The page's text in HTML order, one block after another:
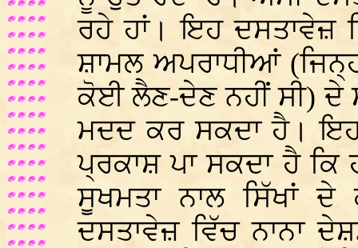
ਰਹੇ ਹਾਂ। ਇਹ ਦਸਤਾਵੇਜ਼
ਸ਼ਾਮਲ ਅਪਰਾਧੀਆਂ
ਕੋਈ ਲੈਣ-ਦੇਣ ਨਹੀਂ ਸੀ) ਦੇ
ਮਦਦ ਕਰ ਸਕਦਾ ਹੈ।
ਪ੍ਰਕਾਸ਼ ਪਾ ਸਕਦਾ ਹੈ
ਸੂਖਮਤਾ ਨਾਲ ਸਿੱਖਾਂ
ਦਸਤਾਵੇਜ਼ ਵਿੱਚ ਨਾਨਾ